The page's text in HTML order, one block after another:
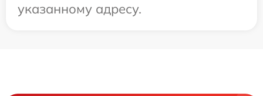
указанному адресу.